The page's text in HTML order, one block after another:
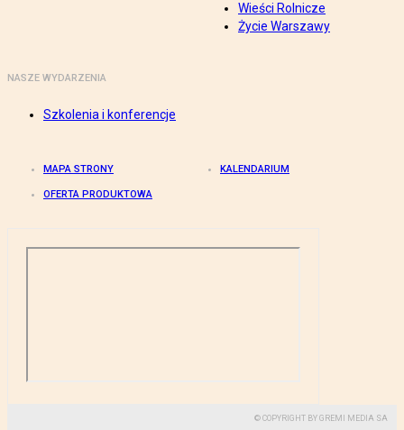
Wieści Rolnicze
Życie Warszawy
NASZE WYDARZENIA
Szkolenia i konferencje
MAPA STRONY KALENDARIUM
OFERTA PRODUKTOWA
© COPYRIGHT BY GREMI MEDIA SA